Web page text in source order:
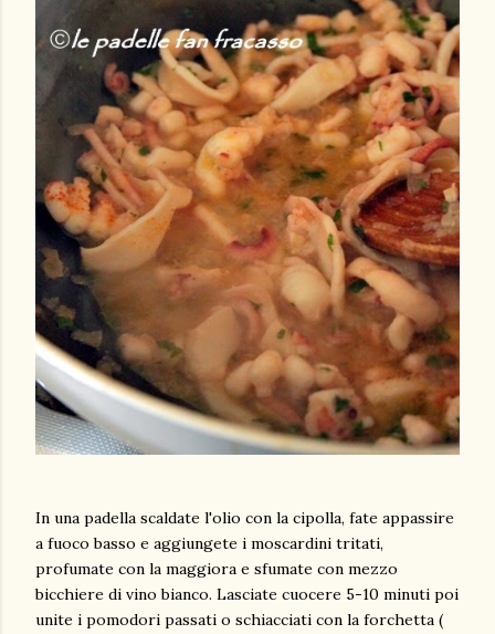
In una padella scaldate l'olio con la cipolla, fate appassire
a fuoco basso e aggiungete i moscardini tritati,
profumate con la maggiora e sfumate con mezzo
bicchiere di vino bianco. Lasciate cuocere 5-10 minuti poi
unite i pomodori passati o schiacciati con la forchetta (